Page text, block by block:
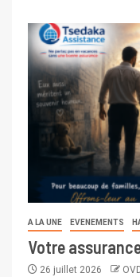
A LA UNE EVENEMENTS
Votre
26 juillet 2026